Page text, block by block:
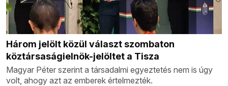
Három jelölt közül választ szombaton
köztársaságielnök-jelöltet a Tisza
Magyar Péter szerint a társadalmi egyeztetés nem is úgy
volt, ahogy azt az emberek értelmezték.